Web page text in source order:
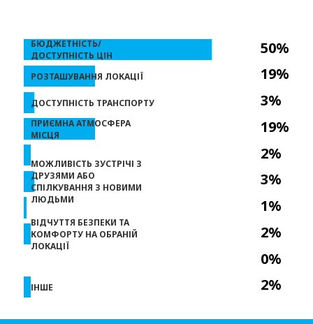
50%
19%
3%
19%
2%
3%
1%
2%
0%
2%
БЮДЖЕТНІСТЬ/
ДОСТУПНІСТЬ ЦІН
РОЗТАШУВАННЯ ЛОКАЦІЇ
ДОСТУПНІСТЬ ТРАНСПОРТУ
ПРИЄМНА АТМОСФЕРА
МІСЦЯ
МОЖЛИВІСТЬ ЗУСТРІЧІ З
ДРУЗЯМИ АБО
СПІЛКУВАННЯ З НОВИМИ
ЛЮДЬМИ
ВІДЧУТТЯ БЕЗПЕКИ ТА
КОМФОРТУ НА ОБРАНІЙ
ЛОКАЦІЇ
ІНШЕ